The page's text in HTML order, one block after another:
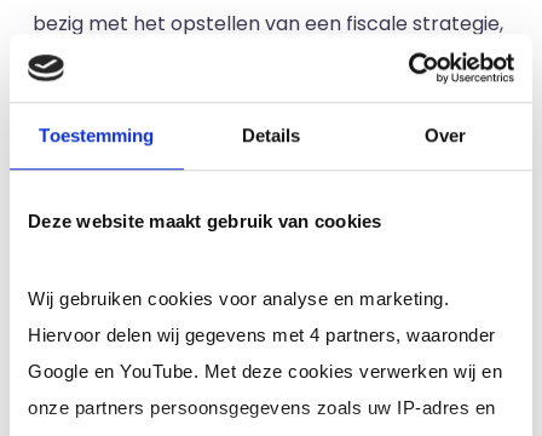
Toestemming Details Over
Deze website maakt gebruik van cookies
Wij gebruiken cookies voor analyse en marketing.
Hiervoor delen wij gegevens met 4 partners, waaronder
Google en YouTube. Met deze cookies verwerken wij en
onze partners persoonsgegevens zoals uw IP-adres en
bezig met het opstellen van een fiscale strategie,
wat van invloed is op de financiële planning en
waarin staat hoe fiscale doelen behaald gaan
worden. Vervolgens moet de financiële planning
opgesteld worden, waarbij fiscaal adviseurs
inzicht bieden in de financiële situatie van een
Verschil met een accountant
Hoewel deze functies aan elkaar verwant zijn, zijn
erwezenlijke verschillentussen een fiscalist en